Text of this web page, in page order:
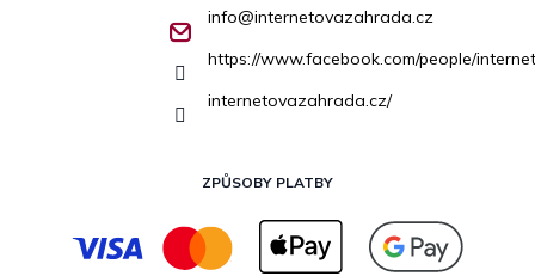
info@internetovazahrada.cz
https://www.facebook.com/people/
internetovazahrada.cz/
ZPŮSOBY PLATBY